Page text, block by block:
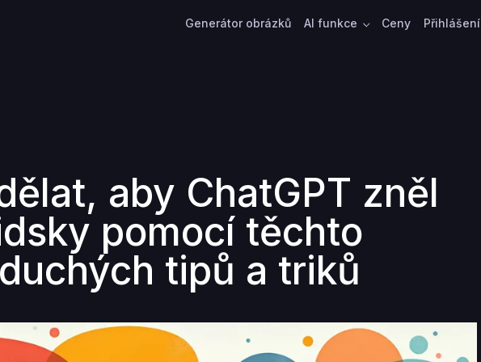
Generátor obrázků AI funkce Ceny Přihlášení
aby ChatGPT zněl
pomocí těchto
tipů a triků